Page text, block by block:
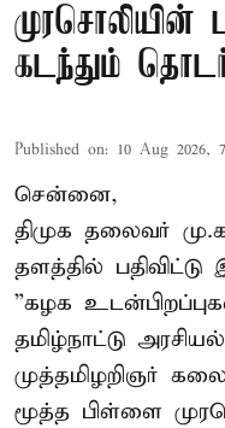
கடந்தும்
Published on: 10 Aug 2026,
சென்னை,
திமுக தலைவர்
தளத்தில் பதிவிட்டு
”கழக
தமிழ்நாட்டு
முத்தமிழறிஞர்
மூத்த பிள்ளை